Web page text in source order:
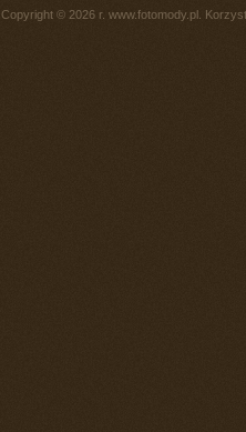
Copyright © 2026 r. www.fotomody.pl.